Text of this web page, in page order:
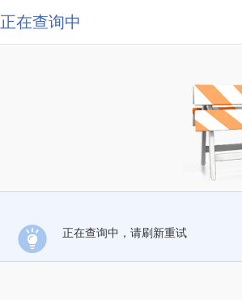
正在查询中
正在查询中，请刷新重试